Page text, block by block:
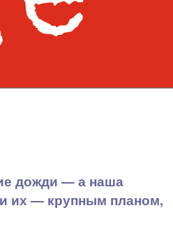
дожди — а наша
их — крупным планом,